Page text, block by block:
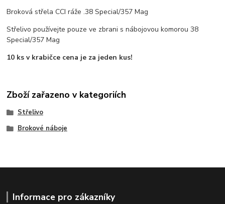
Broková střela CCI ráže .38 Special/357 Mag
Střelivo používejte pouze ve zbrani s nábojovou komorou 38
Special/357 Mag
10 ks v krabičce cena je za jeden kus!
Zboží zařazeno v kategoriích
Střelivo
Brokové náboje
Informace pro zákazníky